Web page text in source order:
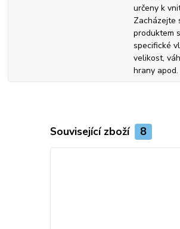
určeny k
Zacházejte
produktem
specifické
velikost,
hrany apod.
Související zboží 8